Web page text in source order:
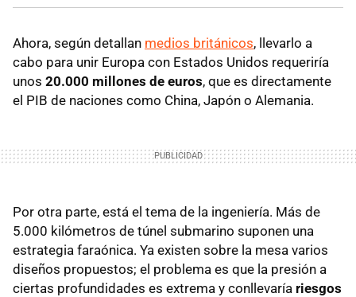
Ahora, según detallan medios británicos, llevarlo a
cabo para unir Europa con Estados Unidos requeriría
unos 20.000 millones de euros, que es directamente
el PIB de naciones como China, Japón o Alemania.
Por otra parte, está el tema de la ingeniería. Más de
5.000 kilómetros de túnel submarino suponen una
estrategia faraónica. Ya existen sobre la mesa varios
diseños propuestos; el problema es que la presión a
ciertas profundidades es extrema y conllevaría riesgos